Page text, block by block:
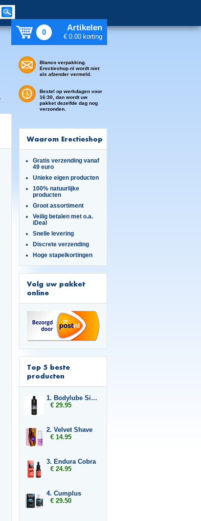
0 Artikelen
€ 0.00 korting
Blanco verpakking.
Erectieshop.nl wordt niet
als afzender vermeld.
Bestel op werkdagen voor
16:30, dan wordt uw
pakket dezelfde dag nog
verzonden.
Waarom Erectieshop
Gratis verzending vanaf
49 euro
Unieke eigen producten
100% natuurlijke
producten
Groot assortiment
Veilig betalen met o.a.
iDeal
Snelle levering
Discrete verzending
Hoge stapelkortingen
Volg uw pakket
online
Top 5 beste
producten
1. Bodylube Silicone Based 500ml
€ 29.95
2. Velvet Shave
€ 14.95
3. Endura Cobra
€ 24.95
4. Cumplus
€ 29.50